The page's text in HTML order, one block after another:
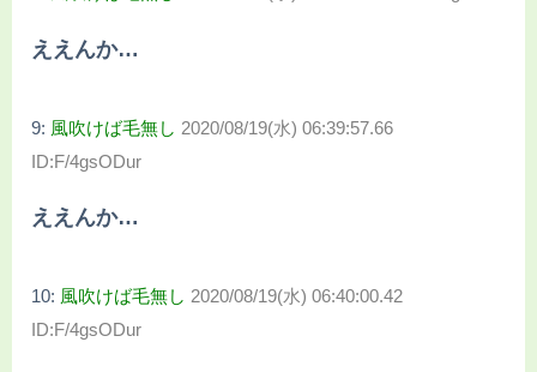
ええんか…
9: 風吹けば毛無し 2020/08/19(水) 06:39:57.66
ID:F/4gsODur
ええんか…
10: 風吹けば毛無し 2020/08/19(水) 06:40:00.42
ID:F/4gsODur